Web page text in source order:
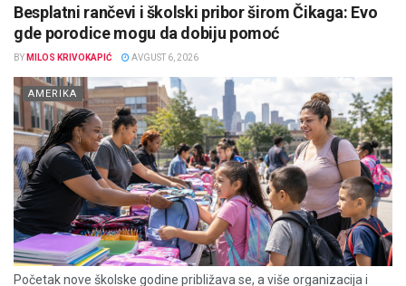
Besplatni rančevi i školski pribor širom Čikaga: Evo
gde porodice mogu da dobiju pomoć
BY MILOS KRIVOKAPIĆ AVGUST 6, 2026
AMERIKA
Početak nove školske godine približava se, a više organizacija i